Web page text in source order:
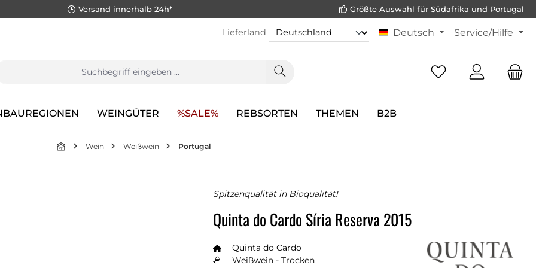
Versand innerhalb 24h* Größte Auswahl für Südafrika und Portugal
Lieferland Deutsch Service/Hilfe
WEINGÜTER %SALE% REBSORTEN THEMEN B2B
Wein Weißwein Portugal
Spitzenqualität in Bioqualität!
Quinta do Cardo Síria Reserva 2015
Quinta do Cardo
Weißwein - Trocken